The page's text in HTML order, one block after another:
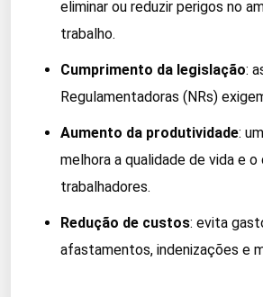
eliminar ou reduzir perigos no
trabalho.
Cumprimento da legislação:
Regulamentadoras (NRs)
Aumento da produtividade:
melhora a qualidade de vida e
trabalhadores.
Redução de custos: evita
afastamentos, indenizações e